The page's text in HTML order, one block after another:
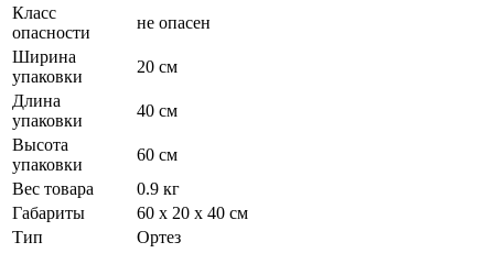
Класс
опасности
не опасен
Ширина
упаковки
20 см
Длина
упаковки
40 см
Высота
упаковки
60 см
Вес товара
0.9 кг
Габариты
60 x 20 x 40 см
Тип
Ортез